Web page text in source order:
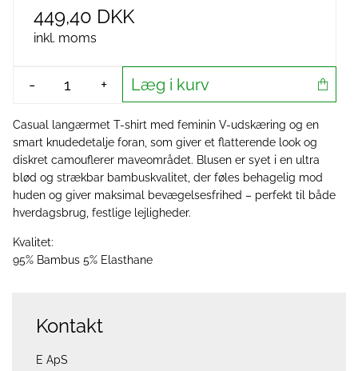
449,40 DKK
inkl. moms
- + Læg i kurv
Casual langærmet T-shirt med feminin V-udskæring og en
smart knudedetalje foran, som giver et flatterende look og
diskret camouflerer maveområdet. Blusen er syet i en ultra
blød og strækbar bambuskvalitet, der føles behagelig mod
huden og giver maksimal bevægelsesfrihed – perfekt til både
hverdagsbrug, festlige lejligheder.
Kvalitet:
95% Bambus 5% Elasthane
Kontakt
E ApS